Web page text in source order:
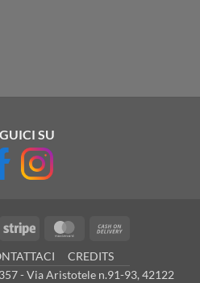
SU
Stripe MasterCard
Delivery
CREDITS
- Via Aristotele n.91-93, 42122